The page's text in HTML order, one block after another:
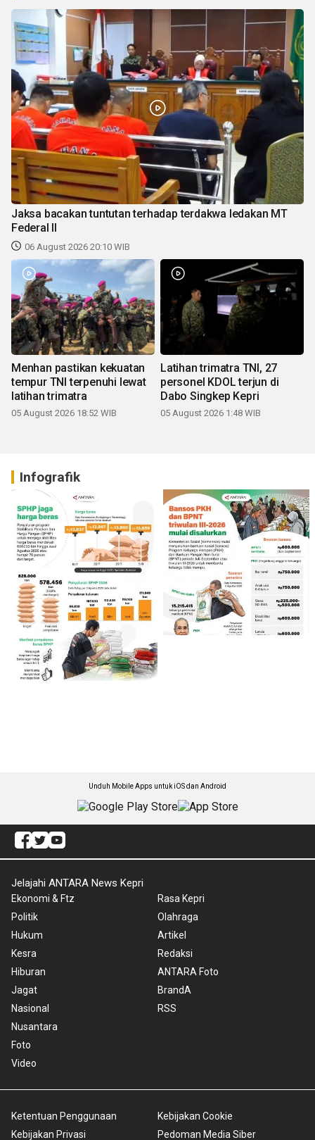
Jaksa bacakan tuntutan terhadap terdakwa ledakan MT
Federal II
06 August 2026 20:10 WIB
Menhan pastikan kekuatan
tempur TNI terpenuhi lewat
latihan trimatra
05 August 2026 18:52 WIB
Latihan trimatra TNI, 27
personel KDOL terjun di
Dabo Singkep Kepri
05 August 2026 1:48 WIB
Infografik
Unduh Mobile Apps untuk iOS dan Android
Jelajahi ANTARA News Kepri
Ekonomi & Ftz
Politik
Hukum
Kesra
Hiburan
Jagat
Nasional
Nusantara
Foto
Video
Rasa Kepri
Olahraga
Artikel
Redaksi
ANTARA Foto
BrandA
RSS
Ketentuan Penggunaan
Kebijakan Privasi
Kebijakan Cookie
Pedoman Media Siber